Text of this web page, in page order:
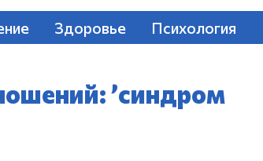
Здоровье Психология
’синдром